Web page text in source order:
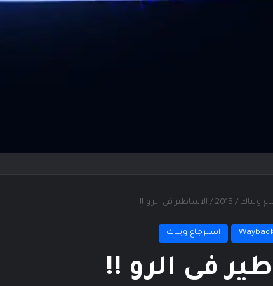
ويباك /
2015
/ الاساطير فى الرو !!
استرجاع ويباك
فى الرو !!